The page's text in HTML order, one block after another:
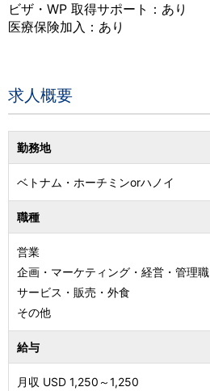
ビザ・WP 取得サポート：あり
医療保険加入：あり
求人概要
勤務地
ベトナム ・ ホーチミンorハノイ
職種
営業
企画・マーケティング・経営・管理職
サービス・販売・外食
その他
給与
月収 USD 1,250 ～1,250